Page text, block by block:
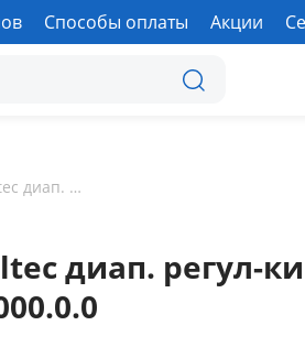
Способы оплаты Акции
Термоголовка Valtec диап. регул-ки 6,5 - 27,5°C жидкостная VT.3000.0.0
диап. регул-ки